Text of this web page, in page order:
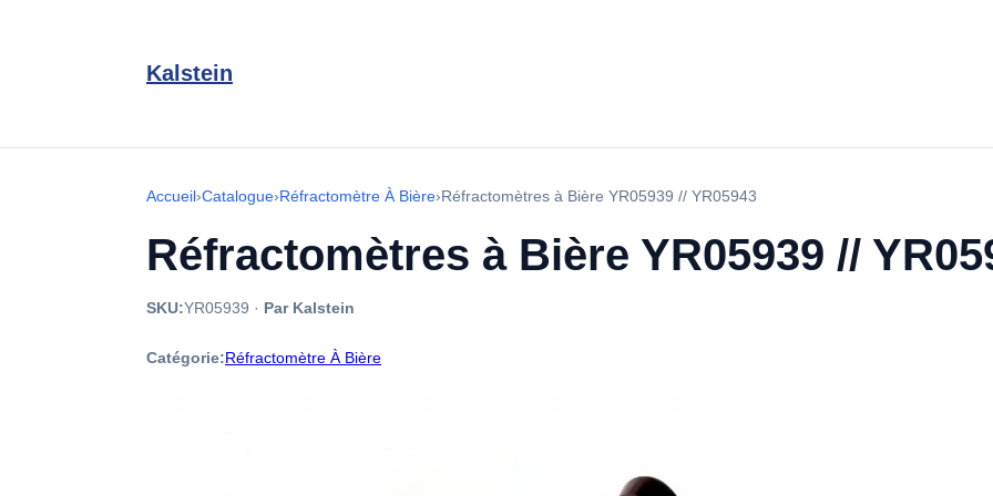
Kalstein
Accueil›Catalogue›Réfractomètre À Bière›Réfractomètres à Bière YR05939 // YR05943
Réfractomètres à Bière YR05939 //
SKU:YR05939 · Par Kalstein
Catégorie:Réfractomètre À Bière